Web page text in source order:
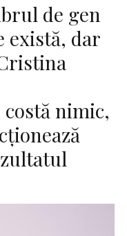
de gen
există, dar
nimic,